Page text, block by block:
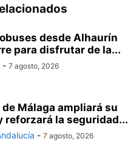
desde Alhaurín
para disfrutar de la...
- 7 agosto, 2026
de Málaga ampliará su
reforzará la seguridad...
- 7 agosto, 2026